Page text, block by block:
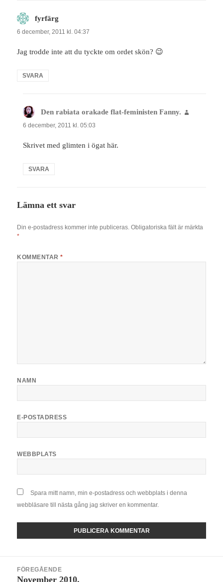
fyrfärg
6 december, 2011 kl. 04:37
Jag trodde inte att du tyckte om ordet skön? 😉
SVARA
Den rabiata orakade flat-feministen Fanny.
6 december, 2011 kl. 05:03
Skrivet med glimten i ögat här.
SVARA
Lämna ett svar
Din e-postadress kommer inte publiceras. Obligatoriska fält är märkta
*
KOMMENTAR*
NAMN
E-POSTADRESS
WEBBPLATS
Spara mitt namn, min e-postadress och webbplats i denna
webbläsare till nästa gång jag skriver en kommentar.
FÖREGÅENDE
Föregående
November 2010.